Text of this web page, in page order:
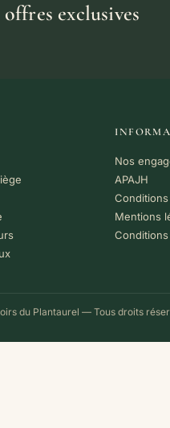
exclusives
Nos
APAJH
Mentions
du Plantaurel — Tous droits